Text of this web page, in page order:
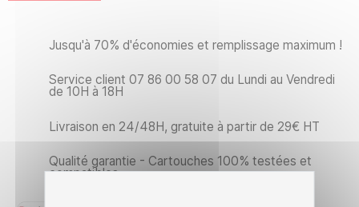
Jusqu'à 70% d'économies et remplissage maximum !
Service client 07 86 00 58 07 du Lundi au Vendredi
de 10H à 18H
Livraison en 24/48H, gratuite à partir de 29€ HT
Qualité garantie - Cartouches 100% testées et
compatibles